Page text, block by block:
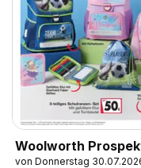
Woolworth
von Donnerstag